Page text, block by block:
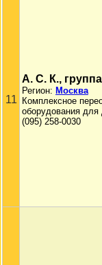
11
А. С. К.,
Регион: Москва
Комплексное
оборудования для
(095) 258-0030